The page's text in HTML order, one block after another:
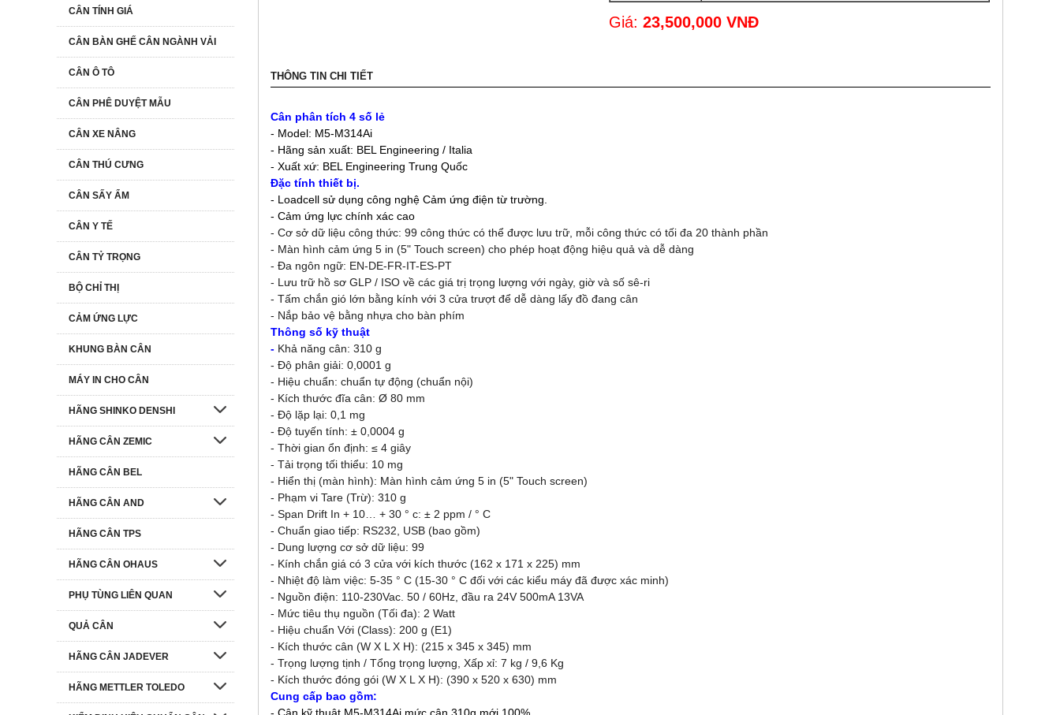
Giá:23,500,000 VNĐ
THÔNG TIN CHI TIẾT
Cân phân tích 4 số lẻ
- Model: M5-M314Ai
- Hãng sản xuất: BEL Engineering / Italia
- Xuất xứ: BEL Engineering Trung Quốc
Đặc tính thiết bị.
- Loadcell sử dụng công nghệ Cảm ứng điện từ trường.
- Cảm ứng lực chính xác cao
- Cơ sở dữ liệu công thức: 99 công thức có thể được lưu trữ, mỗi công thức có tối đa 20 thành phần
- Màn hình cảm ứng 5 in (5" Touch screen) cho phép hoạt động hiệu quả và dễ dàng
- Đa ngôn ngữ: EN-DE-FR-IT-ES-PT
- Lưu trữ hồ sơ GLP / ISO về các giá trị trọng lượng với ngày, giờ và số sê-ri
- Tấm chắn gió lớn bằng kính với 3 cửa trượt để dễ dàng lấy đồ đang cân
- Nắp bảo vệ bằng nhựa cho bàn phím
Thông số kỹ thuật
- Khả năng cân: 310 g
- Độ phân giải: 0,0001 g
- Hiệu chuẩn: chuẩn tự động (chuẩn nội)
- Kích thước đĩa cân: Ø 80 mm
- Độ lặp lại: 0,1 mg
- Độ tuyến tính: ± 0,0004 g
- Thời gian ổn định: ≤ 4 giây
- Tải trọng tối thiểu: 10 mg
- Hiển thị (màn hình): Màn hình cảm ứng 5 in (5" Touch screen)
- Phạm vi Tare (Trừ): 310 g
- Span Drift In + 10… + 30 ° c: ± 2 ppm / ° C
- Chuẩn giao tiếp: RS232, USB (bao gồm)
- Dung lượng cơ sở dữ liệu: 99
- Kính chắn giá có 3 cửa với kích thước (162 x 171 x 225) mm
- Nhiệt độ làm việc: 5-35 ° C (15-30 ° C đối với các kiểu máy đã được xác minh)
- Nguồn điện: 110-230Vac. 50 / 60Hz, đầu ra 24V 500mA 13VA
- Mức tiêu thụ nguồn (Tối đa): 2 Watt
- Hiệu chuẩn Với (Class): 200 g (E1)
- Kích thước cân (W X L X H): (215 x 345 x 345) mm
- Trọng lượng tịnh / Tổng trọng lượng, Xấp xỉ: 7 kg / 9,6 Kg
- Kích thước đóng gói (W X L X H): (390 x 520 x 630) mm
Cung cấp bao gồm:
CÂN TÍNH GIÁ
CÂN BÀN GHẾ CÂN NGÀNH VẢI
CÂN Ô TÔ
CÂN PHÊ DUYỆT MẪU
CÂN XE NÂNG
CÂN THÚ CƯNG
CÂN SẤY ẨM
CÂN Y TẾ
CÂN TỶ TRỌNG
BỘ CHỈ THỊ
CẢM ỨNG LỰC
KHUNG BÀN CÂN
MÁY IN CHO CÂN
HÃNG SHINKO DENSHI
HÃNG CÂN ZEMIC
HÃNG CÂN BEL
HÃNG CÂN AND
HÃNG CÂN TPS
HÃNG CÂN OHAUS
PHỤ TÙNG LIÊN QUAN
QUẢ CÂN
HÃNG CÂN JADEVER
HÃNG METTLER TOLEDO